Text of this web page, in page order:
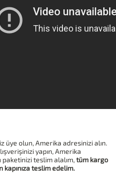
üye olun, Amerika adresinizi alın.
yapın, Amerika
teslim alalım, tüm kargo
teslim edelim.